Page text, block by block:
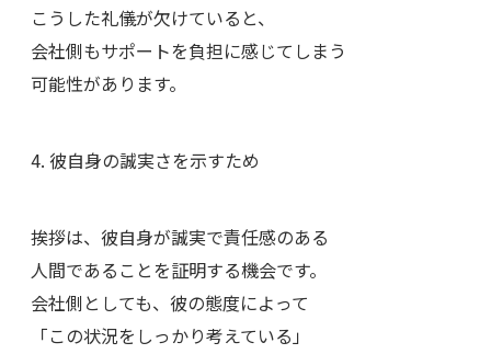
こうした礼儀が欠けていると、
会社側もサポートを負担に感じてしまう
可能性があります。
4. 彼自身の誠実さを示すため
挨拶は、彼自身が誠実で責任感のある
人間であることを証明する機会です。
会社側としても、彼の態度によって
「この状況をしっかり考えている」